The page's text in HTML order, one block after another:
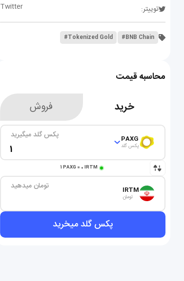
توییتر: Twitter
#BNB Chain
#Tokenized Gold
محاسبه قیمت
خرید فروش
PAXG
پکس گلد
پکس گلد میگیرید
1 PAXG = 0 IRTM
IRTM
تومان
تومان میدهید
پکس گلد میخرید